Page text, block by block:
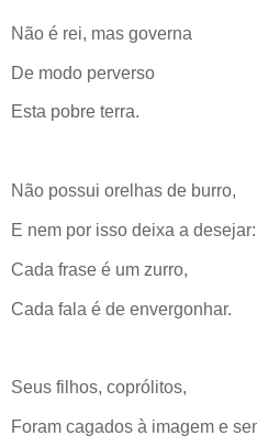
Não é rei, mas governa
De modo perverso
Esta pobre terra.
Não possui orelhas de burro,
E nem por isso deixa a desejar:
Cada frase é um zurro,
Cada fala é de envergonhar.
Seus filhos, coprólitos,
Foram cagados à imagem e